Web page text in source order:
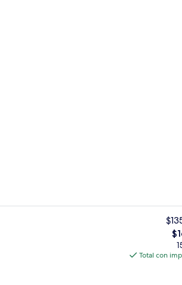
de alta calidad y caja de seguridad en laVista al
El
Total con